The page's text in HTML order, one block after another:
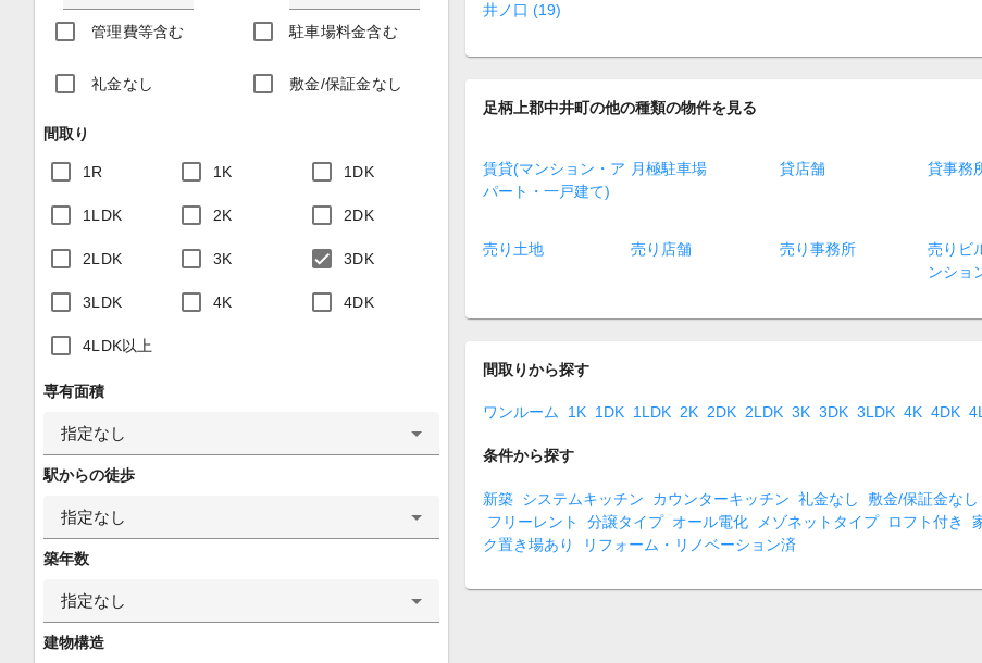
管理費等含む 駐車場料金含む
礼金なし 敷金/保証金なし
間取り
1R 1K 1DK
1LDK 2K 2DK
2LDK 3K 3DK
3LDK 4K 4DK
4LDK以上
専有面積
指定なし
駅からの徒歩
指定なし
築年数
指定なし
建物構造
井ノ口 (19)
足柄上郡中井町の他の種類の物件を見る
賃貸(マンション・ア
パート・一戸建て)
月極駐車場 貸店舗 貸事務
売り土地 売り店舗 売り事務所
売りビ
ンショ
間取りから探す
ワンルーム 1K 1DK 1LDK 2K 2DK 2LDK 3K 3DK 3LDK 4K 4DK
条件から探す
新築 システムキッチン カウンターキッチン 礼金なし 敷金/保証金なし
フリーレント
分譲タイプ オール電化 メゾネットタイプ ロフト付き
ク置き場あり
リフォーム・リノベーション済